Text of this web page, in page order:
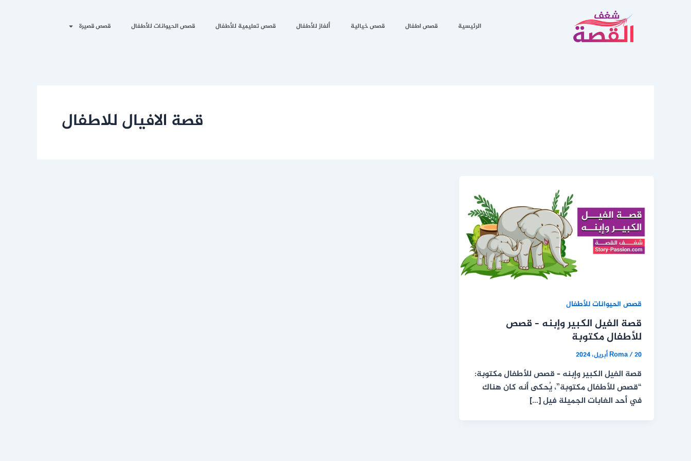
الرئيسية قصص اطفال قصص خيالية ألغاز للأطفال قصص تعليمية للأطفال قصص الحيوانات للأطفال قصص قصيرة
قصة الافيال للاطفال
قصص الحيوانات للأطفال
قصة الفيل الكبير وإبنه – قصص
للأطفال مكتوبة
Roma/20 أبريل، 2024
قصة الفيل الكبير وإبنه – قصص للأطفال مكتوبة:
“قصص للأطفال مكتوبة”، يُحكى أنه كان هناك
في أحد الغابات الجميلة فيل […]